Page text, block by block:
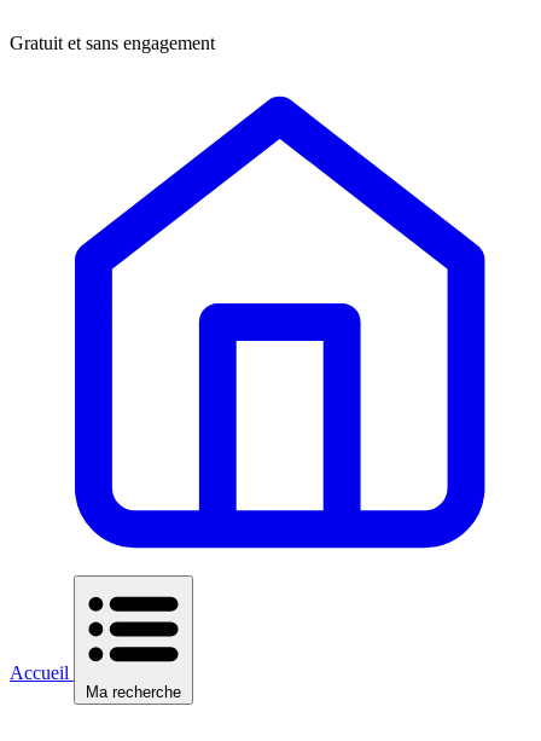
Gratuit et sans engagement
Accueil
Ma recherche